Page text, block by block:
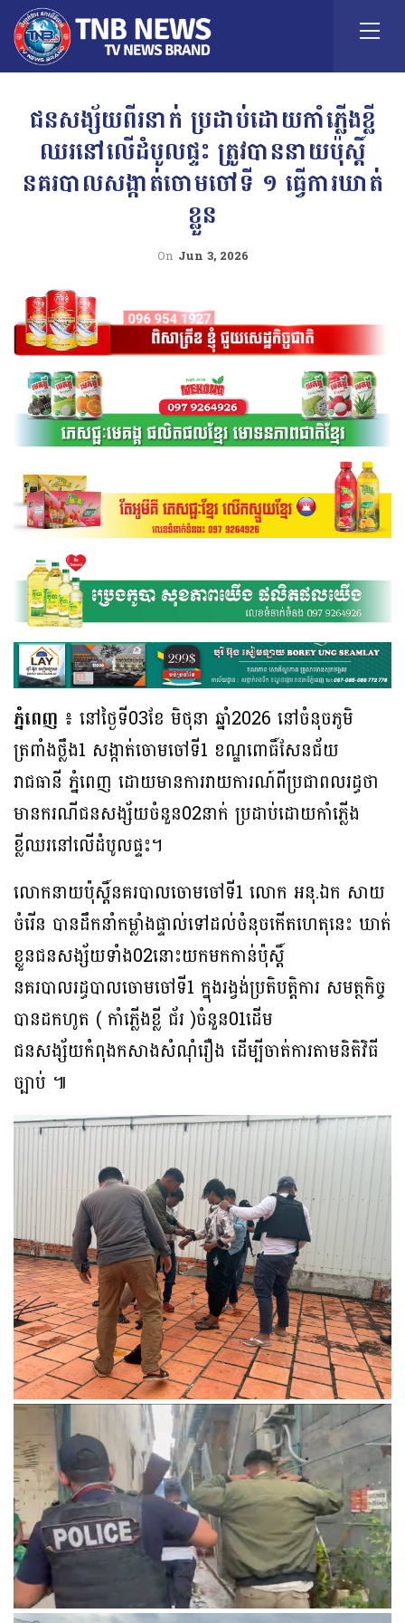
ជនសង្ស័យពីរនាក់ ប្រដាប់ដោយកាំភ្លើងខ្លី
ឈរនៅលើដំបូលផ្ទះ ត្រូវបាននាយប៉ុស្តិ៍
នគរបាលសង្កាត់ចោមចៅទី ១ ធ្វើការឃាត់
ខ្លួន
On Jun 3, 2026
ភ្នំពេញ ៖ នៅថ្ងៃទី03ខែ មិថុនា ឆ្នាំ2026 នៅចំនុចភូមិ
ត្រពាំងថ្លឹង1 សង្កាត់ចោមចៅទី1 ខណ្ឌពោធិ៍សែនជ័យ
រាជធានី ភ្នំពេញ ដោយមានការរាយការណ៍ពីប្រជាពលរដ្ធថា
មានករណីជនសង្ស័យចំនួន02នាក់ ប្រដាប់ដោយកាំភ្លើង
ខ្លីឈរនៅលើដំបូលផ្ទះ។
លោកនាយប៉ុស្តិ៍នគរបាលចោមចៅទី1 លោក អនុ.ឯក សាយ
ចំរើន បានដឹកនាំកម្លាំងផ្ទាល់ទៅដល់ចំនុចកើតហេតុនេះ ឃាត់
ខ្លួនជនសង្ស័យទាំង02នោះយកមកកាន់ប៉ុស្តិ៍
នគរបាលរដ្ធបាលចោមចៅទី1 ក្នុងរង្វង់ប្រតិបត្តិការ សមត្ថកិច្ច
បានដកហូត ( កាំភ្លើងខ្លី ជ័រ )ចំនួន01ដើម
ជនសង្ស័យកំពុងកសាងសំណុំរឿង ដើម្បីចាត់ការតាមនិតិវិធី
ច្បាប់ ៕